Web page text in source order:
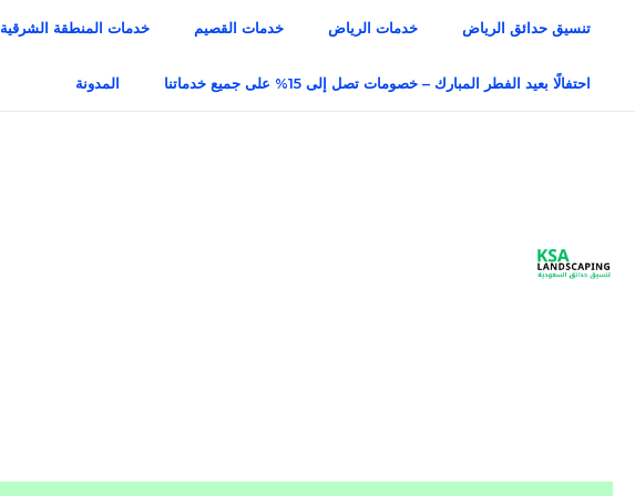
المحتوى
تنسيق حدائق الرياض خدمات الرياض خدمات القصيم خدمات المنطقة الشرقية
احتفالًا بعيد الفطر المبارك – خصومات تصل إلى 15% على جميع خدماتنا المدونة